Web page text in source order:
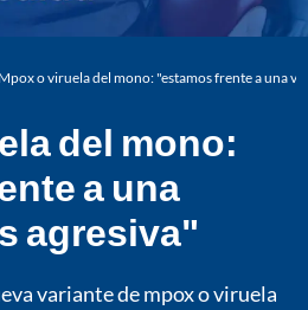
Mpox o viruela del mono: "estamos frente a una
del mono:
a una
agresiva"
variante de mpox o viruela